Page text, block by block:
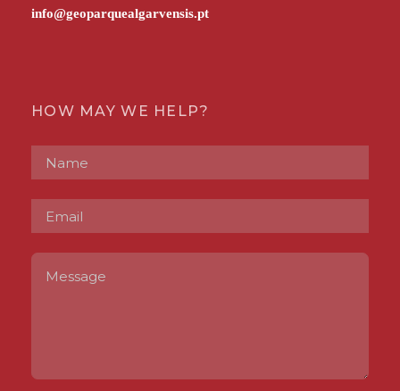
HOW MAY WE HELP?